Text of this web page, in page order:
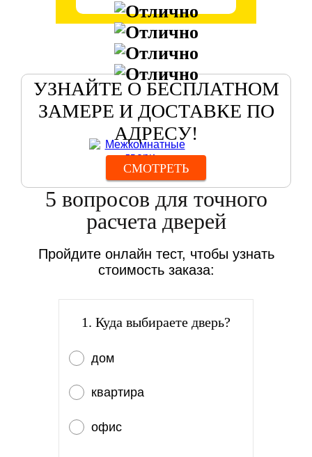
УЗНАЙТЕ О БЕСПЛАТНОМ
ЗАМЕРЕ И ДОСТАВКЕ ПО
АДРЕСУ!
СМОТРЕТЬ
5 вопросов для точного
расчета дверей
Пройдите онлайн тест, чтобы узнать
стоимость заказа:
1. Куда выбираете дверь?
дом
квартира
офис